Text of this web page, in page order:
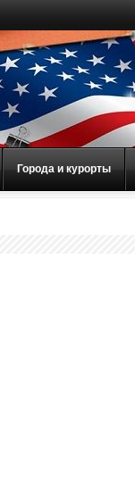
Города и курорты